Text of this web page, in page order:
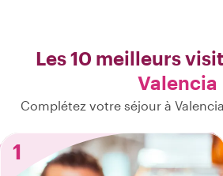
Les 10 meilleurs
Valencia
Complétez votre séjour à
1